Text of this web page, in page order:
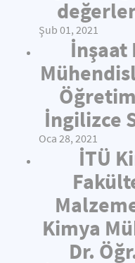
Şub 01, 2021
İnşaat
İngilizce
Oca 28, 2021
İTÜ
Kimya
Dr.